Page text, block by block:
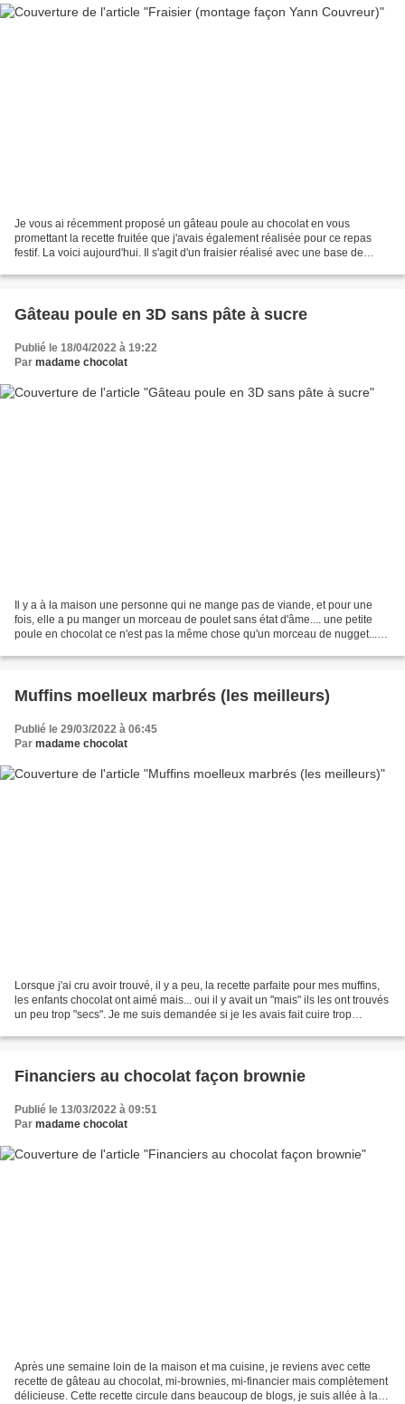
Je vous ai récemment proposé un gâteau poule au chocolat en vous
promettant la recette fruitée que j'avais également réalisée pour ce repas
festif. La voici aujourd'hui. Il s'agit d'un fraisier réalisé avec une base de
Gâteau poule en 3D sans pâte à sucre
Publié le 18/04/2022 à 19:22
Par madame chocolat
Il y a à la maison une personne qui ne mange pas de viande, et pour une
fois, elle a pu manger un morceau de poulet sans état d'âme.... une petite
poule en chocolat ce n'est pas la même chose qu'un morceau de nugget...
Muffins moelleux marbrés (les meilleurs)
Publié le 29/03/2022 à 06:45
Par madame chocolat
Lorsque j'ai cru avoir trouvé, il y a peu, la recette parfaite pour mes muffins,
les enfants chocolat ont aimé mais... oui il y avait un "mais" ils les ont trouvés
un peu trop "secs". Je me suis demandée si je les avais fait cuire trop
Financiers au chocolat façon brownie
Publié le 13/03/2022 à 09:51
Par madame chocolat
Après une semaine loin de la maison et ma cuisine, je reviens avec cette
recette de gâteau au chocolat, mi-brownies, mi-financier mais complètement
délicieuse. Cette recette circule dans beaucoup de blogs, je suis allée à la